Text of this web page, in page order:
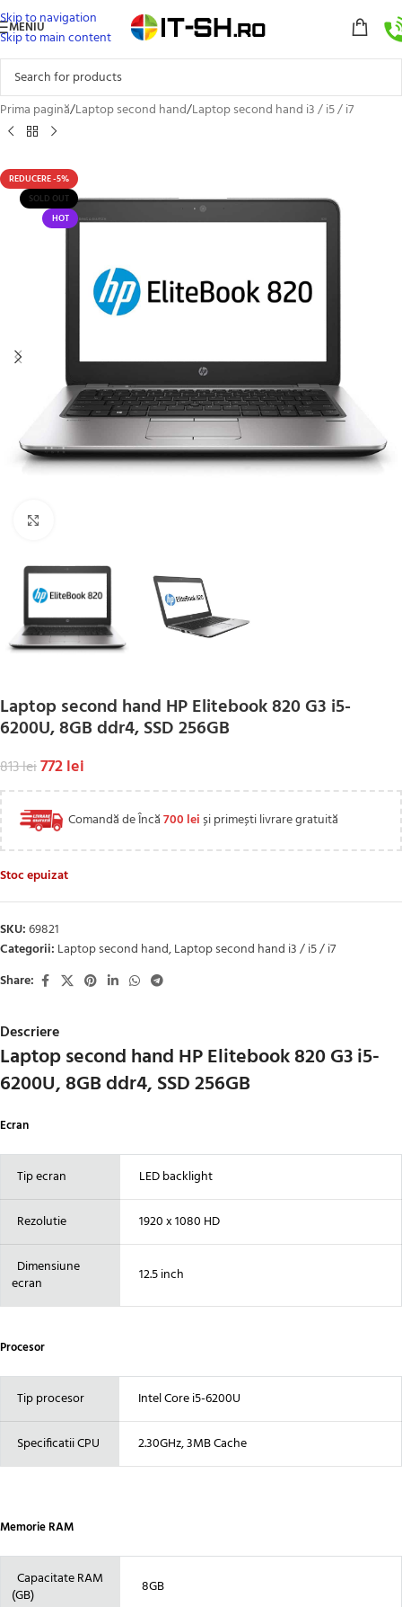
Skip to navigation
Skip to main content
MENIU
Prima pagină/Laptop second hand/Laptop second hand i3 / i5 / i7
REDUCERE -5%
SOLD OUT
HOT
Laptop second hand HP Elitebook 820 G3 i5-
6200U, 8GB ddr4, SSD 256GB
813lei772lei
Comandă de Încă700 leiși primești livrare gratuită
Stoc epuizat
SKU:69821
Categorii: Laptop second hand,Laptop second hand i3 / i5 / i7
Share:
Descriere
Laptop second hand HP Elitebook 820 G3 i5-
6200U, 8GB ddr4, SSD 256GB
Ecran
Tip ecran LED backlight
Rezolutie 1920 x 1080 HD
Dimensiune
ecran
12.5 inch
Procesor
Tip procesor Intel Core i5-6200U
Specificatii CPU 2.30GHz, 3MB Cache
Memorie RAM
Capacitate RAM
(GB)
8GB